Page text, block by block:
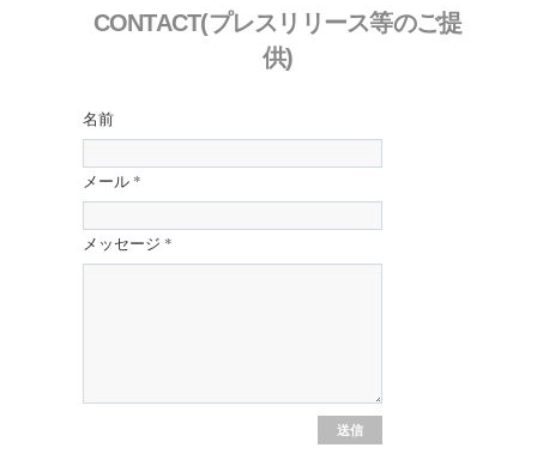
CONTACT(プレスリリース等のご提
供)
名前
メール *
メッセージ *